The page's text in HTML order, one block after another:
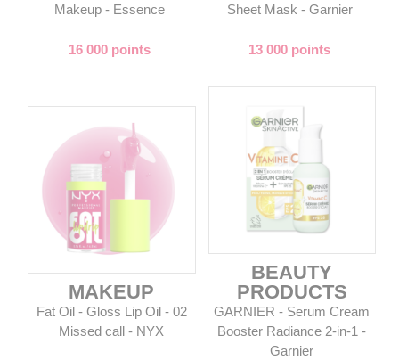
Makeup - Essence
16 000 points
Sheet Mask - Garnier
13 000 points
MAKEUP
Fat Oil - Gloss Lip Oil - 02
Missed call - NYX
BEAUTY
PRODUCTS
GARNIER - Serum Cream
Booster Radiance 2-in-1 -
Garnier